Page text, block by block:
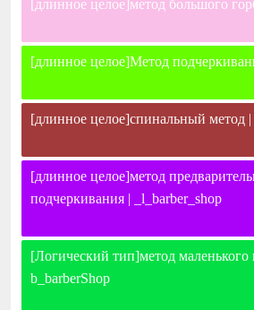
[длинное целое]метод большого
[длинное целое]Метод
[длинное целое]спинальный метод |
[длинное целое]метод
подчеркивания | _l_barber_shop
[Логический тип]метод маленького
b_barberShop